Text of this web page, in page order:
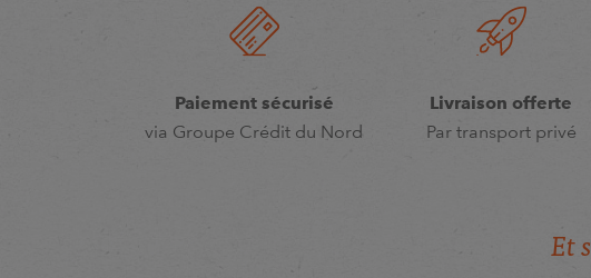
Paiement sécurisé
via Groupe Crédit du Nord
Livraison offerte
Par transport privé
Et s